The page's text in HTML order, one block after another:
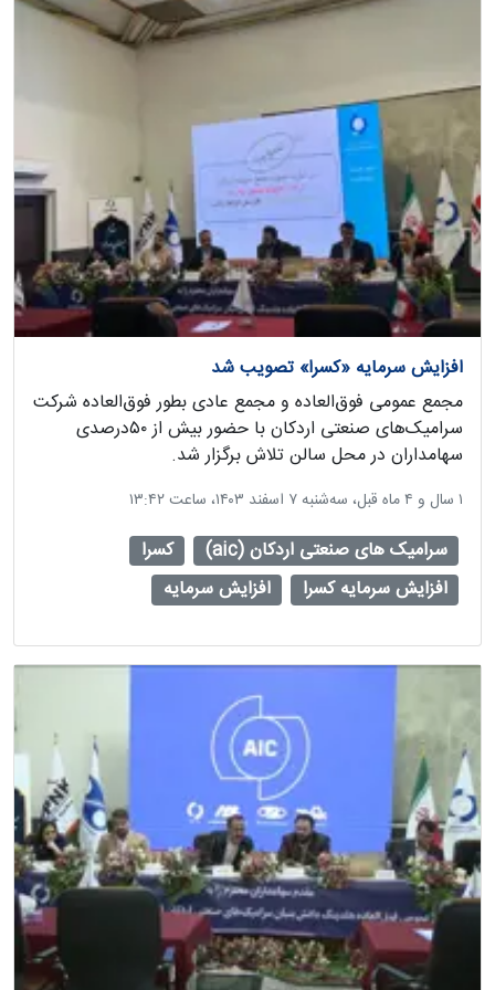
افزایش سرمایه «کسرا» تصویب شد
مجمع عمومی فوق‌العاده و مجمع عادی بطور فوق‌العاده شرکت
سرامیک‌های صنعتی اردکان با حضور بیش از ۵۰درصدی
سهامداران در محل سالن تلاش برگزار شد.
‫۱ سال و ۴ ماه قبل، سه‌شنبه ۷ اسفند ۱۴۰۳، ساعت ۱۳:۴۲
سرامیک های صنعتی اردکان (aic)
کسرا
افزایش سرمایه کسرا
افزایش سرمایه